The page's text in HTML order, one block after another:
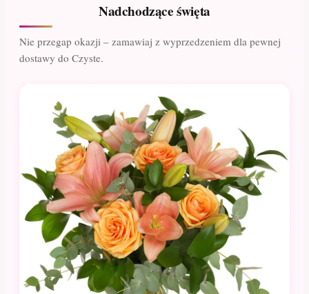
Nadchodzące święta
Nie przegap okazji – zamawiaj z wyprzedzeniem dla pewnej
dostawy do Czyste.